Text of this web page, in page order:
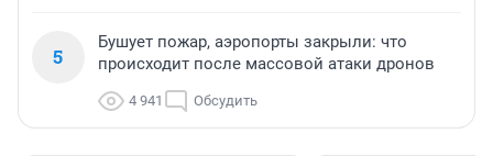
5
Бушует пожар, аэропорты закрыли: что
происходит после массовой атаки дронов
4 941 Обсудить